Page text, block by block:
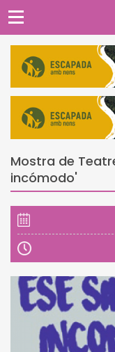
Mostra de
incómodo'